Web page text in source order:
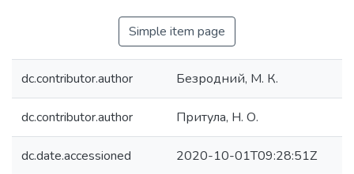
Simple item page
dc.contributor.author Безродний, М. К.
dc.contributor.author Притула, Н. О.
dc.date.accessioned 2020-10-01T09:28:51Z